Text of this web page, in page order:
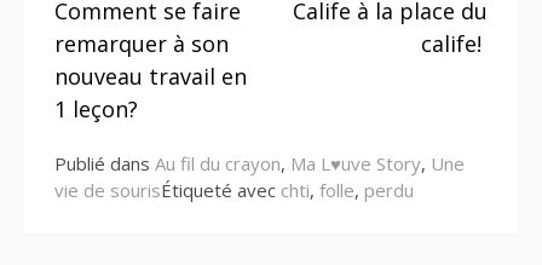
la
suite
Comment se faire
remarquer à son
nouveau travail en
1 leçon?
Calife à la place du
calife!
Publié dans Au fil du crayon, Ma L♥uve Story, Une
vie de sourisÉtiqueté avec chti, folle, perdu